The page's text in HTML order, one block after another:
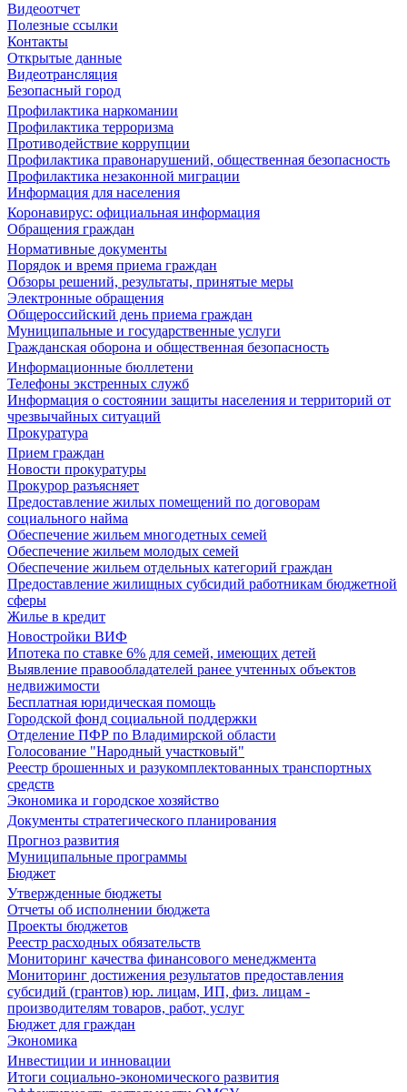
Видеоотчет
Полезные ссылки
Контакты
Открытые данные
Видеотрансляция
Безопасный город
Профилактика наркомании
Профилактика терроризма
Противодействие коррупции
Профилактика правонарушений, общественная безопасность
Профилактика незаконной миграции
Информация для населения
Коронавирус: официальная информация
Обращения граждан
Нормативные документы
Порядок и время приема граждан
Обзоры решений, результаты, принятые меры
Электронные обращения
Общероссийский день приема граждан
Муниципальные и государственные услуги
Гражданская оборона и общественная безопасность
Информационные бюллетени
Телефоны экстренных служб
Информация о состоянии защиты населения и территорий от
чрезвычайных ситуаций
Прокуратура
Прием граждан
Новости прокуратуры
Прокурор разъясняет
Предоставление жилых помещений по договорам
социального найма
Обеспечение жильем многодетных семей
Обеспечение жильем молодых семей
Обеспечение жильем отдельных категорий граждан
Предоставление жилищных субсидий работникам бюджетной
сферы
Жилье в кредит
Новостройки ВИФ
Ипотека по ставке 6% для семей, имеющих детей
Выявление правообладателей ранее учтенных объектов
недвижимости
Бесплатная юридическая помощь
Городской фонд социальной поддержки
Отделение ПФР по Владимирской области
Голосование "Народный участковый"
Реестр брошенных и разукомплектованных транспортных
средств
Экономика и городское хозяйство
Документы стратегического планирования
Прогноз развития
Муниципальные программы
Бюджет
Утвержденные бюджеты
Отчеты об исполнении бюджета
Проекты бюджетов
Реестр расходных обязательств
Мониторинг качества финансового менеджмента
Мониторинг достижения результатов предоставления
субсидий (грантов) юр. лицам, ИП, физ. лицам -
производителям товаров, работ, услуг
Бюджет для граждан
Экономика
Инвестиции и инновации
Итоги социально-экономического развития